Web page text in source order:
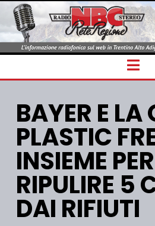
BAYER E LA
PLASTIC
INSIEME PER
RIPULIRE 5
DAI RIFIUTI